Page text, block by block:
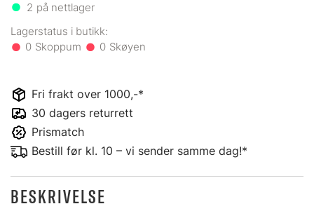
2 på nettlager
0 0
Fri frakt over 1000,-*
30 dagers returrett
Prismatch
Bestill før kl. 10 – vi sender samme dag!*
BESKRIVELSE